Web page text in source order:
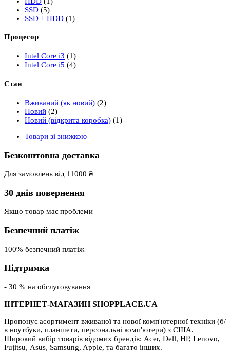
SSD (5)
SSD + HDD (1)
Процесор
Intel Core i3 (1)
Intel Core i5 (4)
Стан
Вживаний (як новий) (2)
Новий (2)
Новий (відкрита коробка) (1)
Товари зі знижкою
Безкоштовна доставка
Для замовлень від 11000 ₴
30 днів повернення
Якщо товар має проблеми
Безпечний платіж
100% безпечний платіж
Підтримка
- 30 % на обслуговування
ІНТЕРНЕТ-МАГАЗИН SHOPPLACE.UA
Пропонує асортимент вживаної та нової комп'ютерної техніки (б/
в ноутбуки, планшети, персональні комп'ютери) з США.
Широкий вибір товарів відомих брендів: Acer, Dell, HP, Lenovo,
Fujitsu, Asus, Samsung, Apple, та багато інших.